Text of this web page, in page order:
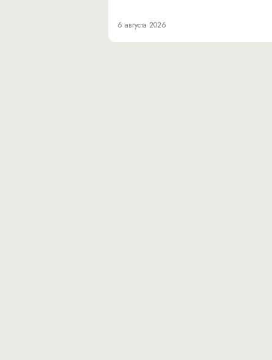
6 августа 2026